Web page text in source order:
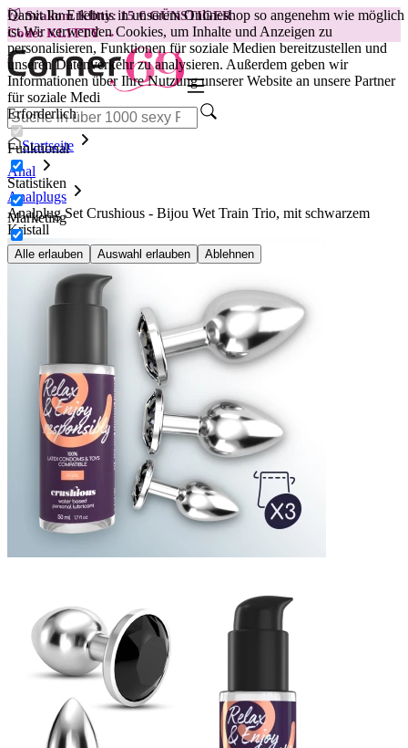
Damit Ihr Erlebnis in unserem Onlineshop so angenehm wie möglich
ist.Wir verwenden Cookies, um Inhalte und Anzeigen zu
personalisieren, Funktionen für soziale Medien bereitzustellen und
unseren Datenverkehr zu analysieren. Außerdem geben wir
Informationen über Ihre Nutzung unserer Website an unsere Partner
für soziale Medi
Erforderlich
Funktional
Statistiken
Marketing
Alle erlauben Auswahl erlauben Ablehnen
😽Svakom Klitty: 15 € GÜNSTIGER
Code: KLITTY →
Startseite
Anal
Analplugs
Analplug Set Crushious - Bijou Wet Train Trio, mit schwarzem
Kristall